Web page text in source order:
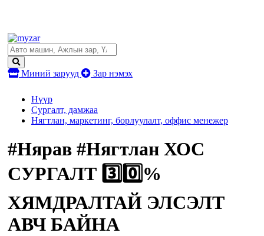
Миний зарууд Зар нэмэх
Нүүр
Сургалт, дамжаа
Нягтлан, маркетинг, борлуулалт, оффис менежер
#Нярав #Нягтлан ХОС
СУРГАЛТ 3️⃣0️⃣%
ХЯМДРАЛТАЙ ЭЛСЭЛТ
АВЧ БАЙНА